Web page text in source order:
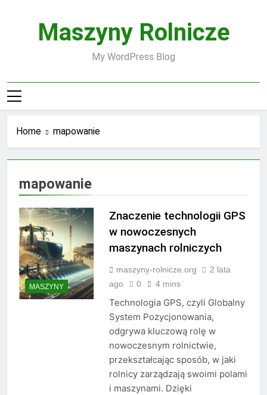
Maszyny Rolnicze
My WordPress Blog
Home mapowanie
mapowanie
MASZYNY
Znaczenie technologii GPS
w nowoczesnych
maszynach rolniczych
maszyny-rolnicze.org
2 lata
ago
0 4 mins
Technologia GPS, czyli Globalny
System Pozycjonowania,
odgrywa kluczową rolę w
nowoczesnym rolnictwie,
przekształcając sposób, w jaki
rolnicy zarządzają swoimi polami
i maszynami. Dzięki